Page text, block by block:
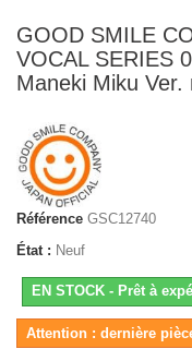
GOOD SMILE
VOCAL SERIES
Maneki Miku Ver.
Référence GSC12740
État : Neuf
EN STOCK - Prêt à
Attention : dernière